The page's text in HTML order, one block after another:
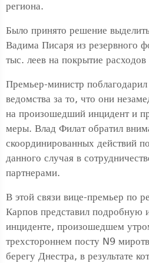
региона.
Было принято решение
Вадима Писаря из резервного
тыс. леев на покрытие
Премьер-министр поблагодарил
ведомства за то, что они
на произошедший инцидент и
меры. Влад Филат обратил
скоординированных действий
данного случая в
партнерами.
В этой связи вице-премьер по
Карпов представил
инциденте, произошедшем
трехстороннем посту N9
берегу Днестра, в результате